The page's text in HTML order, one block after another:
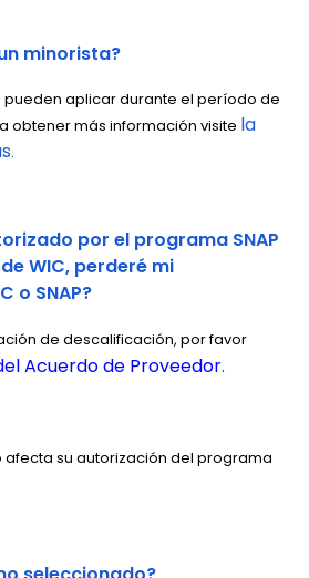
minorista?
pueden aplicar durante el período de
obtener más información visite la
.
por el programa SNAP
WIC, perderé mi
o SNAP?
de descalificación, por favor
Acuerdo de Proveedor.
su autorización del programa